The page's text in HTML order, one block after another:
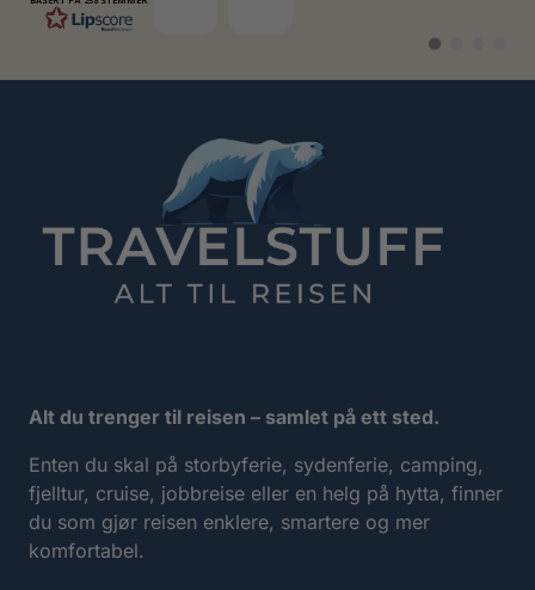
Bytt
testimonial
testimonial
Alt du trenger til reisen – samlet på ett sted.
Enten du skal på storbyferie, sydenferie, camping,
fjelltur, cruise, jobbreise eller en helg på hytta, finner
du som gjør reisen enklere, smartere og mer
komfortabel.